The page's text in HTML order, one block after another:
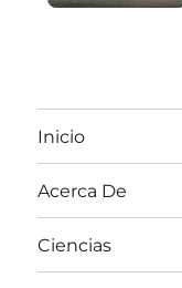
Inicio
Acerca De
Ciencias